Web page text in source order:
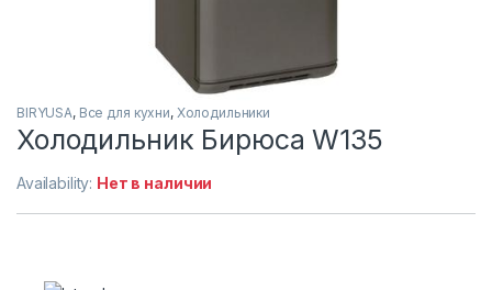
BIRYUSA, Все для кухни, Холодильники
Холодильник Бирюса W135
Availability: Нет в наличии